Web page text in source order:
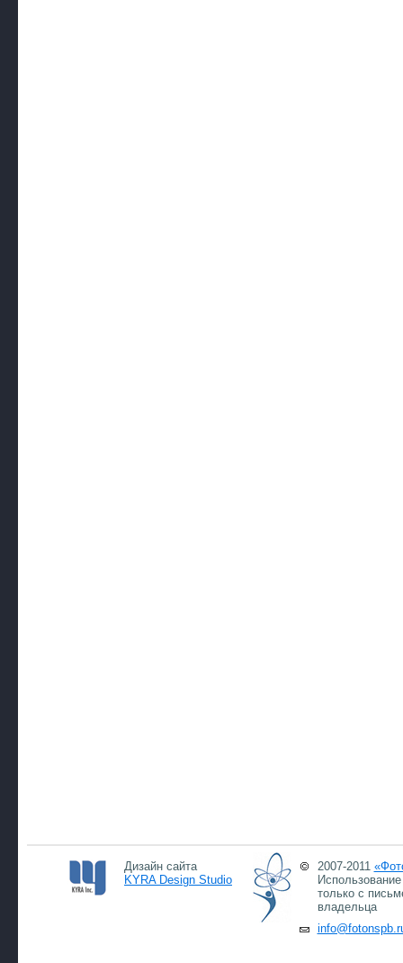
Дизайн сайта
KYRA Design Studio
2007-2011
только с
владельца